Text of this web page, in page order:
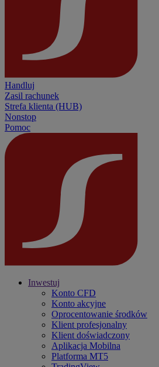
Handluj
Zasil rachunek
Strefa klienta (HUB)
Nonstop
Pomoc
Inwestuj
Konto CFD
Konto akcyjne
Oprocentowanie środków
Klient profesjonalny
Klient doświadczony
Aplikacja Mobilna
Platforma MT5